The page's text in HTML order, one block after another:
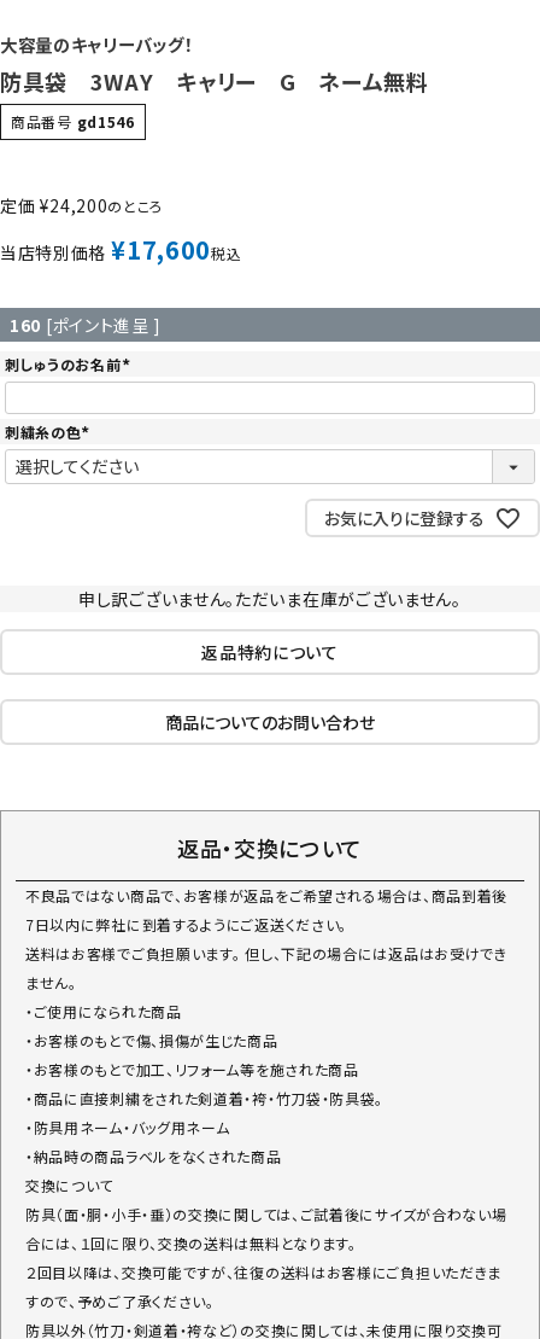
大容量のキャリーバッグ！
防具袋 3WAY キャリー G ネーム無料
商品番号 gd1546
定価 ¥24,200のところ
当店特別価格 ¥17,600税込
160 [ポイント進呈 ]
刺しゅうのお名前
(
須
刺繍糸の色
(
必
須
)
お気に入りに登録する
申し訳ございません。ただいま在庫がございません。
返品特約について
商品についてのお問い合わせ
返品・交換について
不良品ではない商品で、お客様が返品をご希望される場合は、商品到着後
7日以内に弊社に到着するようにご返送ください。
送料はお客様でご負担願います。 但し、下記の場合には返品はお受けでき
ません。
・ご使用になられた商品
・お客様のもとで傷、損傷が生じた商品
・お客様のもとで加工、リフォーム等を施された商品
・商品に直接刺繍をされた剣道着・袴・竹刀袋・防具袋。
・防具用ネーム・バッグ用ネーム
・納品時の商品ラベルをなくされた商品
交換について
防具（面・胴・小手・垂）の交換に関しては、ご試着後にサイズが合わない場
合には、１回に限り、交換の送料は無料となります。
２回目以降は、交換可能ですが、往復の送料はお客様にご負担いただきま
すので、予めご了承ください。
防具以外（竹刀・剣道着・袴など）の交換に関しては、未使用に限り交換可